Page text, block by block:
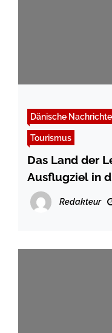
Dänische
Tourismus
Das Land der
Ausflugziel in
Dänemarks
Redakteur